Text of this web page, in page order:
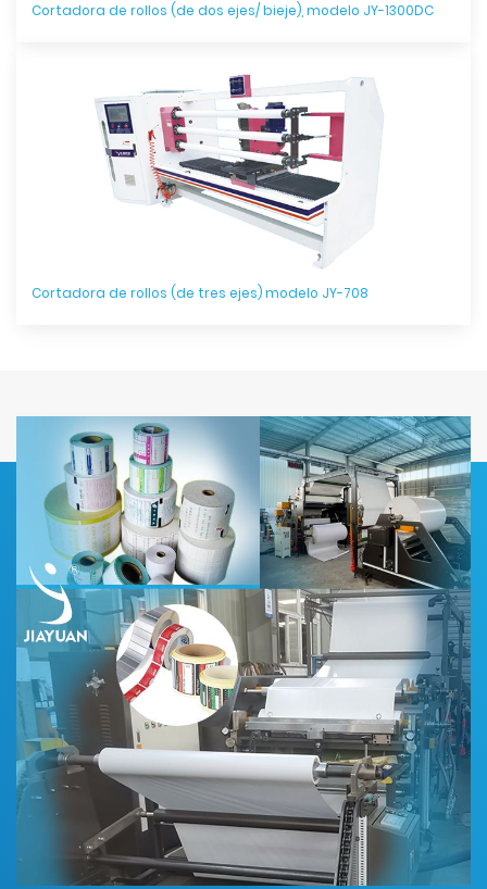
Cortadora de rollos (de dos ejes/ bieje), modelo JY-1300DC
Cortadora de rollos (de tres ejes) modelo JY-708